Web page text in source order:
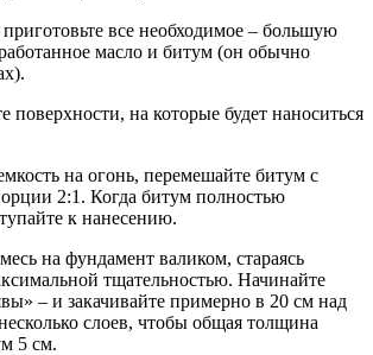
приготовьте все необходимое – большую
масло и битум (он обычно
поверхности, на которые будет наноситься
на огонь, перемешайте битум с
2:1. Когда битум полностью
к нанесению.
на фундамент валиком, стараясь
тщательностью. Начинайте
– и закачивайте примерно в 20 см над
слоев, чтобы общая толщина
5 см.